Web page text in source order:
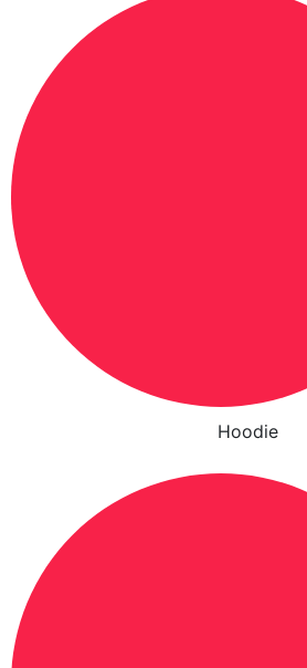
Hoodie